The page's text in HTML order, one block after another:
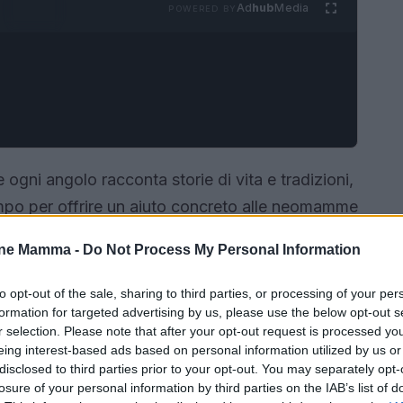
Mamma - Do Not Process My Personal Information
opt-out of the sale, sharing to third parties, or processing of your
for targeted advertising by us, please use the below opt-out
selection. Please note that after your opt-out request is processed
interest-based ads based on personal information utilized by us
to third parties prior to your opt-out. You may separately
of your personal information by third parties on the IAB’s list of
AdhubMedia
ogni angolo racconta storie di vita e tradizioni,
per offrire un aiuto concreto alle neomamme
mente mai**, e anche in questo caso, la
per il rimborso delle spese di
e cura. Grazie a questa iniziativa, le donne
contare su un supporto economico
a rendere la quotidianità più
fino al 30 novembre 2025, non è solo un
offre alle mamme, che si trovano ad